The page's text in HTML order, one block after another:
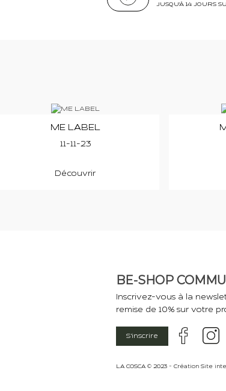
JUSQU'À 14 JOURS
ME LABEL
11-11-23
Découvrir
BE-SHOP
Inscrivez-vous à la
remise de 10% sur votre
S'inscrire
LA COSCA © 2023 - Création Site